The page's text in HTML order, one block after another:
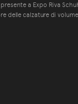
presente a Expo Riva
delle calzature di volume.